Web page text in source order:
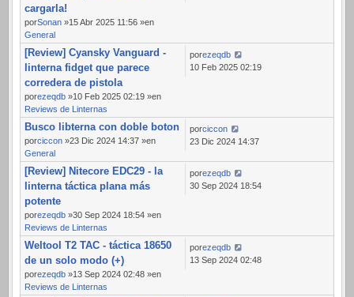
cargarla!
porSonan »15 Abr 2025 11:56 »en
General
[Review] Cyansky Vanguard -
linterna fidget que parece
corredera de pistola
porezeqdb »10 Feb 2025 02:19 »en
Reviews de Linternas
porezeqdb
10 Feb 2025 02:19
Busco libterna con doble boton
porciccon »23 Dic 2024 14:37 »en
General
porciccon
23 Dic 2024 14:37
[Review] Nitecore EDC29 - la
linterna táctica plana más
potente
porezeqdb »30 Sep 2024 18:54 »en
Reviews de Linternas
porezeqdb
30 Sep 2024 18:54
Weltool T2 TAC - táctica 18650
de un solo modo (+)
porezeqdb »13 Sep 2024 02:48 »en
Reviews de Linternas
porezeqdb
13 Sep 2024 02:48